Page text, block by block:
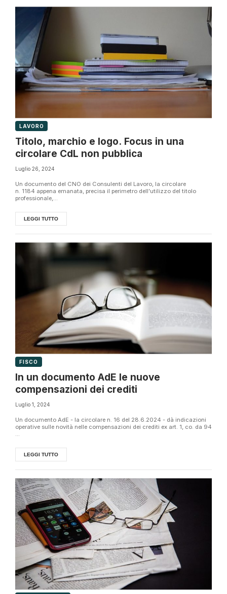
LAVORO
Titolo, marchio e logo. Focus in una
circolare CdL non pubblica
Luglio 26, 2024
Un documento del CNO dei Consulenti del Lavoro, la circolare
n. 1184 appena emanata, precisa il perimetro dell’utilizzo del titolo
professionale,...
LEGGI TUTTO
FISCO
In un documento AdE le nuove
compensazioni dei crediti
Luglio 1, 2024
Un documento AdE - la circolare n. 16 del 28.6.2024 - dà indicazioni
operative sulle novità nelle compensazioni dei crediti ex art. 1, co. da 94
...
LEGGI TUTTO